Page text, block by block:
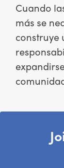
Cuando
más se
construye